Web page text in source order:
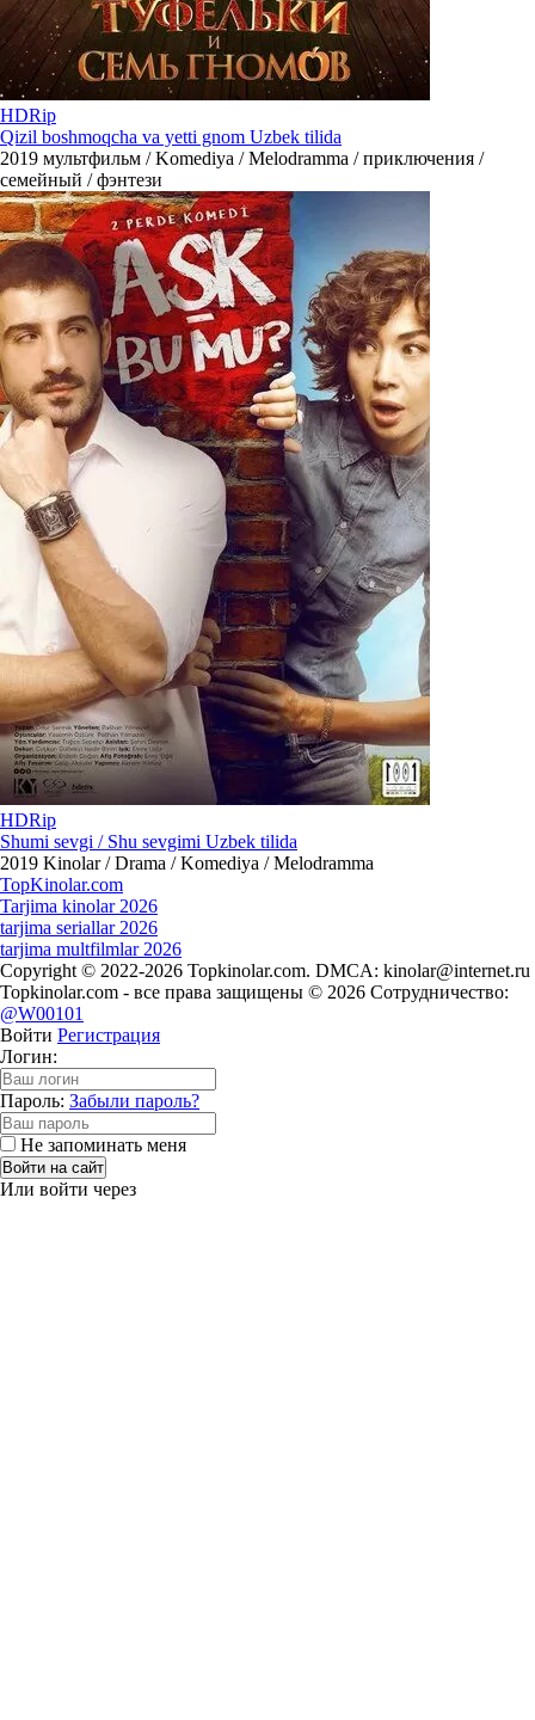
HDRip
Qizil boshmoqcha va yetti gnom Uzbek tilida
2019 мультфильм / Komediya / Melodramma / приключения /
семейный / фэнтези
HDRip
Shumi sevgi / Shu sevgimi Uzbek tilida
2019 Kinolar / Drama / Komediya / Melodramma
TopKinolar.com
Tarjima kinolar 2026
tarjima seriallar 2026
tarjima multfilmlar 2026
Copyright © 2022-2026 Topkinolar.com. DMCA: kinolar@internet.ru
Topkinolar.com - все права защищены © 2026 Сотрудничество:
@W00101
Войти Регистрация
Логин:
Пароль: Забыли пароль?
Не запоминать меня
Войти на сайт
Или войти через